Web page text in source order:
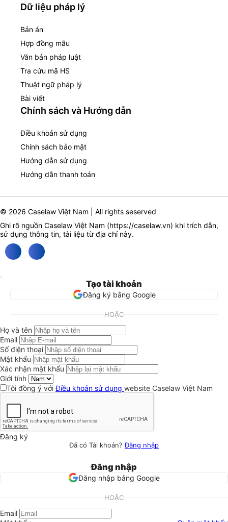
Dữ liệu pháp lý
Bản án
Hợp đồng mẫu
Văn bản pháp luật
Tra cứu mã HS
Thuật ngữ pháp lý
Bài viết
Chính sách và Hướng dẫn
Điều khoản sử dụng
Chính sách bảo mật
Hướng dẫn sử dụng
Hướng dẫn thanh toán
© 2026 Caselaw Việt Nam | All rights seserved
Ghi rõ nguồn Caselaw Việt Nam (https://caselaw.vn) khi trích dẫn,
sử dụng thông tin, tài liệu từ địa chỉ này.
Tạo tài khoản
Đăng ký bằng Google
HOẶC
Họ và tên
Email
Số điện thoại
Mật khẩu
Xác nhận mật khẩu
Giới tính
Tôi đồng ý vớiĐiều khoản sử dụng website Caselaw Việt Nam
Đăng ký
Đã có Tài khoản?Đăng nhập
Đăng nhập
Đăng nhập bằng Google
HOẶC
Email